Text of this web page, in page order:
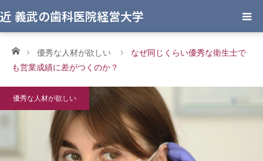
近 義武の歯科医院経営大学
ホーム優秀な人材が欲しい
なぜ同じくらい優秀な衛生士で
も営業成績に差がつくのか？
優秀な人材が欲しい